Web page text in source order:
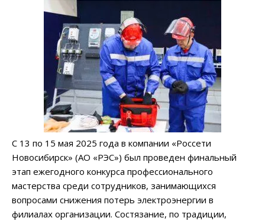
С 13 по 15 мая 2025 года в компании «Россети
Новосибирск» (АО «РЭС») был проведен финальный
этап ежегодного конкурса профессионального
мастерства среди сотрудников, занимающихся
вопросами снижения потерь электроэнергии в
филиалах организации. Состязание, по традиции,